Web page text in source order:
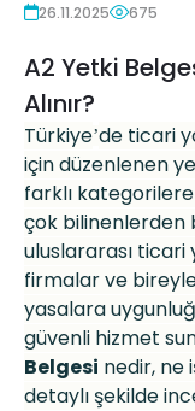
26.11.2025 675
A2 Yetki
Alınır?
Türkiye’de ticari
için düzenlenen
farklı kategorilere
çok bilinenlerden
uluslararası ticari
firmalar ve
yasalara
güvenli hizmet
Belgesi nedir, ne
detaylı şekilde